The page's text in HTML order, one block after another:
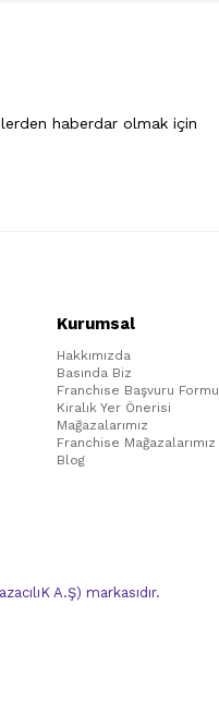
haberdar olmak için
Kurumsal
Hakkımızda
Basında Biz
Franchise Başvuru Formu
Kiralık Yer Önerisi
Mağazalarımız
Franchise Mağazalarımız
Blog
A.Ş) markasıdır.